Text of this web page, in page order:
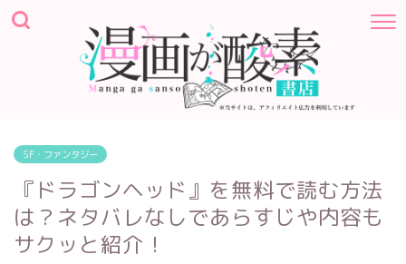
SF・ファンタジー
『ドラゴンヘッド』を無料で読む方法
は？ネタバレなしであらすじや内容も
サクッと紹介！